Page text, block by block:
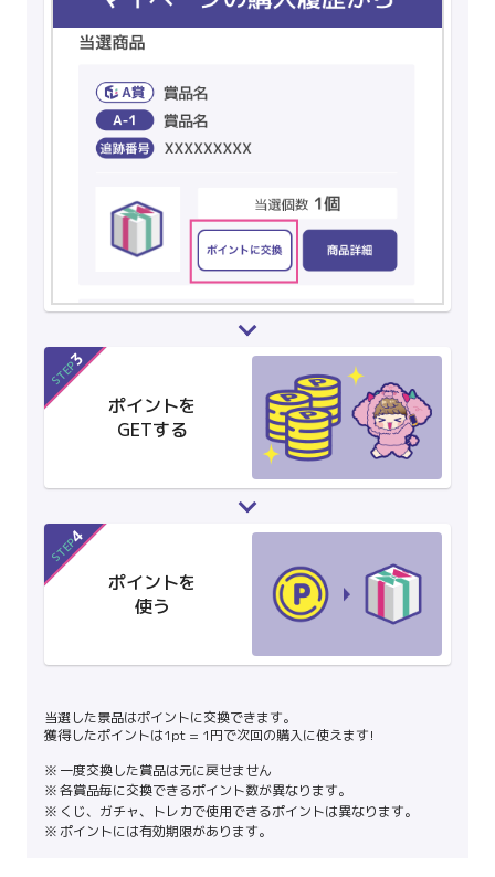
STEP3
ポイントを
GETする
STEP4
ポイントを
使う
当選した景品はポイントに交換できます。
獲得したポイントは1pt = 1円で次回の購入に使えます!
一度交換した賞品は元に戻せません
各賞品毎に交換できるポイント数が異なります。
くじ、ガチャ、トレカで使用できるポイントは異なります。
ポイントには有効期限があります。